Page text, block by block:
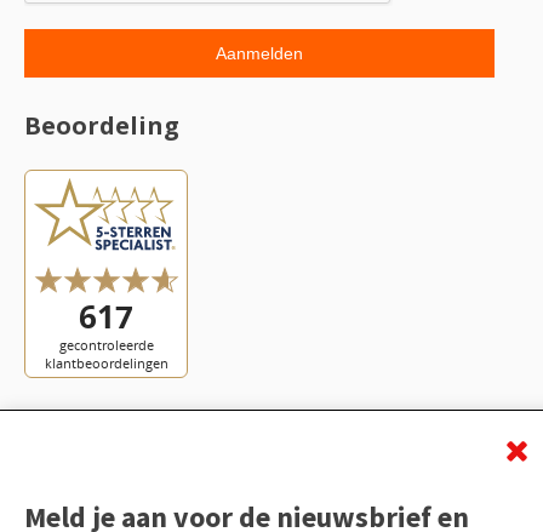
Beoordeling
Meld je aan voor de nieuwsbrief en